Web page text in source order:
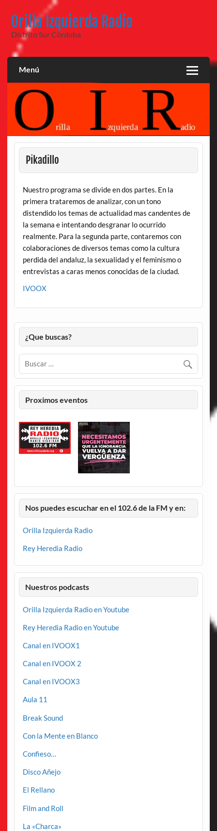
contenido
Orilla Izquierda Radio
Distrito Sur Córdoba
Menú
Pikadillo
Nuestro programa se divide en dos partes. En la
primera trataremos de analizar, con un tono
distendido los temas de actualidad mas candentes de
la semana e intentando desgranar lo ocurrido
realmente. Para la segunda parte, contaremos con
colaboraciones de diversos temas como la cultura
perdida del andaluz, la sexualidad y el feminismo o
entrevistas a caras menos conocidas de la ciudad.
IVOOX
¿Que buscas?
Proximos eventos
Nos puedes escuchar en el 102.6 de la FM y en:
Orilla Izquierda Radio
Rey Heredia Radio
Nuestros podcasts
Orilla Izquierda Radio en Youtube
Rey Heredia Radio en Youtube
Canal en IVOOX1
Canal en IVOOX 2
Canal en IVOOX3
Aula 11
Break Sound
Con la Mente en Blanco
Confieso…
Disco Añejo
El Rellano
Film and Roll
La «Charca»